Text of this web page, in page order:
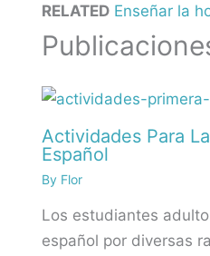
RELATED Enseñar la
Actividades Para
Español
By Flor
Los estudiantes
español por diversas